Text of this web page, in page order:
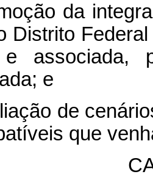
da
Distrito
e associada,
e
de
que